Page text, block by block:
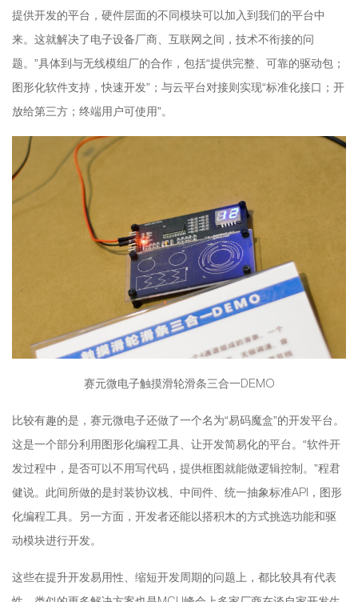
提供开发的平台，硬件层面的不同模块可以加入到我们的平台中
来。这就解决了电子设备厂商、互联网之间，技术不衔接的问
题。”具体到与无线模组厂的合作，包括“提供完整、可靠的驱动包；
图形化软件支持，快速开发”；与云平台对接则实现“标准化接口；开
放给第三方；终端用户可使用”。
赛元微电子触摸滑轮滑条三合一DEMO
比较有趣的是，赛元微电子还做了一个名为“易码魔盒”的开发平台。
这是一个部分利用图形化编程工具、让开发简易化的平台。“软件开
发过程中，是否可以不用写代码，提供框图就能做逻辑控制。”程君
健说。此间所做的是封装协议栈、中间件、统一抽象标准API，图形
化编程工具。另一方面，开发者还能以搭积木的方式挑选功能和驱
动模块进行开发。
这些在提升开发易用性、缩短开发周期的问题上，都比较具有代表